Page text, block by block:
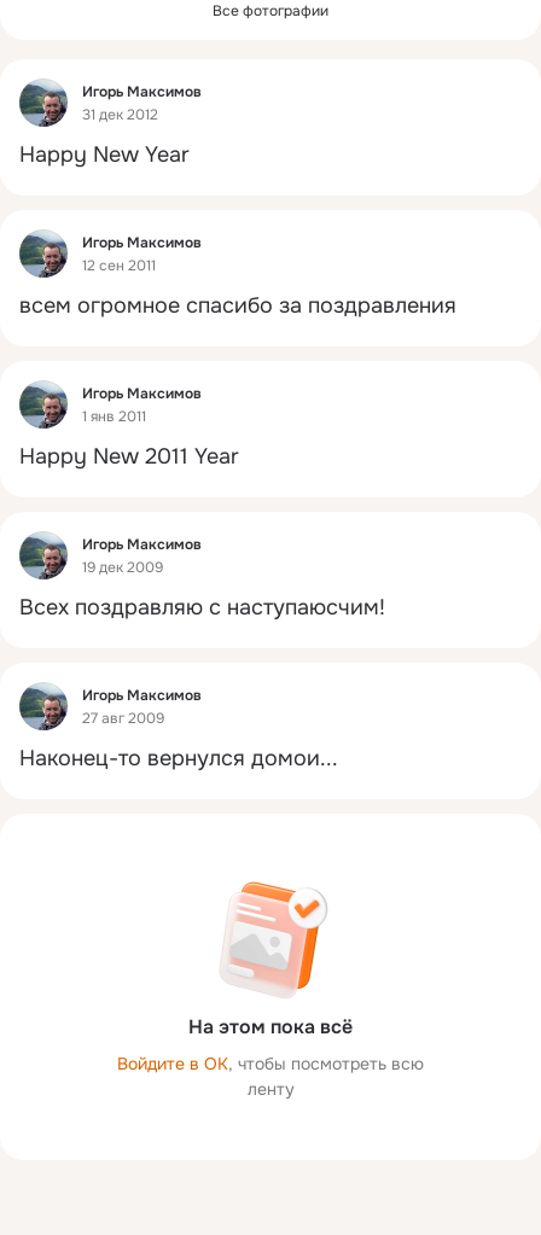
Все фотографии
Фид
Игорь Максимов
31 дек 2012
Happy New Year
Фид
Игорь Максимов
12 сен 2011
всем огромное спасибо за поздравления
Фид
Игорь Максимов
1 янв 2011
Happy New 2011 Year
Фид
Игорь Максимов
19 дек 2009
Всех поздравляю с наступаюсчим!
Фид
Игорь Максимов
27 авг 2009
Наконец-то вернулся домои...
На этом пока всё
Войдите в ОК, чтобы посмотреть всю
ленту